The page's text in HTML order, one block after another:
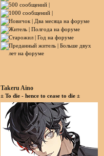
Takeru Aino
± To die - hence to cease to die ±